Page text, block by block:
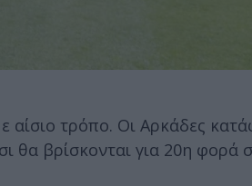
αίσιο τρόπο. Οι Αρκάδες
θα βρίσκονται για 20η φορά